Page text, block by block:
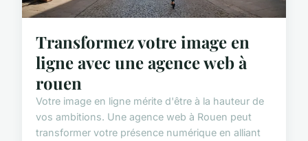
Transformez votre image en
ligne avec une agence web à
rouen
Votre image en ligne mérite d'être à la hauteur de
vos ambitions. Une agence web à Rouen peut
transformer votre présence numérique en alliant